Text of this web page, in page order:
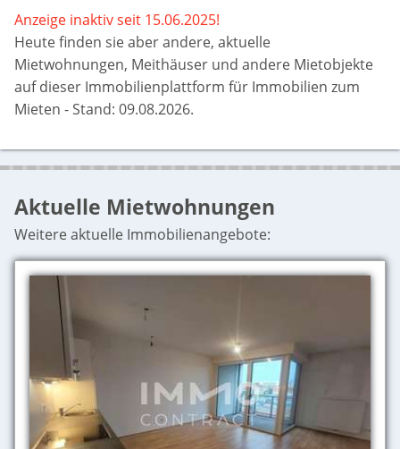
Anzeige inaktiv seit 15.06.2025!
Heute finden sie aberandere, aktuelle
Mietwohnungen, Meithäuser und andere Mietobjekte
auf dieser Immobilienplattform für Immobilien zum
Mieten - Stand: 09.08.2026.
Aktuelle Mietwohnungen
Weitere aktuelle Immobilienangebote: